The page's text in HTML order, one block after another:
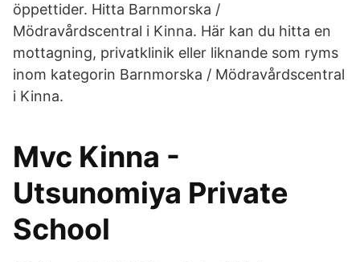
öppettider. Hitta Barnmorska /
Mödravårdscentral i Kinna. Här kan du hitta en
mottagning, privatklinik eller liknande som ryms
inom kategorin Barnmorska / Mödravårdscentral
i Kinna.
Mvc Kinna -
Utsunomiya Private
School